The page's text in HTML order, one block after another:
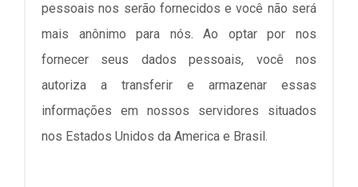
pessoais nos serão fornecidos e você não será
mais anônimo para nós. Ao optar por nos
fornecer seus dados pessoais, você nos
autoriza a transferir e armazenar essas
informações em nossos servidores situados
nos Estados Unidos da America e Brasil.